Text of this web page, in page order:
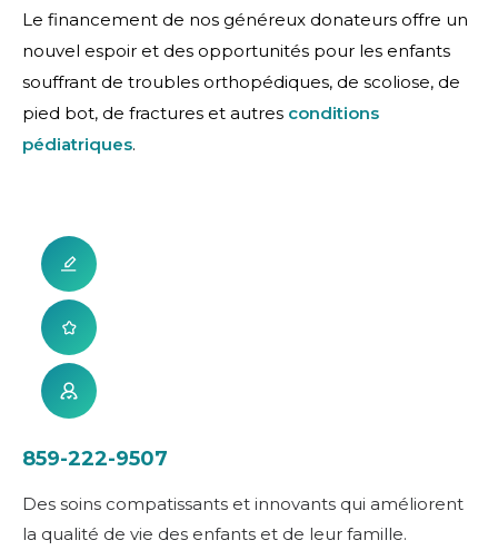
Le financement de nos généreux donateurs offre un
nouvel espoir et des opportunités pour les enfants
souffrant de troubles orthopédiques, de scoliose, de
pied bot, de fractures et autres conditions
pédiatriques.
859-222-9507
Des soins compatissants et innovants qui améliorent
la qualité de vie des enfants et de leur famille.